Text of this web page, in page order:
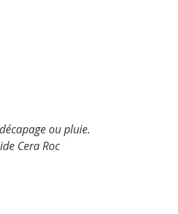
ou pluie.
Cera Roc